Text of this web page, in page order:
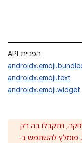
הפניית API
androidx.emoji.text
androidx.emoji.widget
ויתקבלו בה רק
מומלץ להשתמש ב-